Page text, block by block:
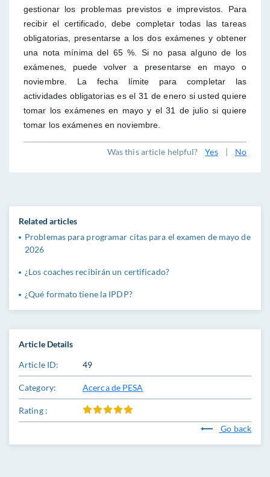
gestionar los problemas previstos e imprevistos. Para
recibir el certificado, debe completar todas las tareas
obligatorias, presentarse a los dos exámenes y obtener
una nota mínima del 65 %. Si no pasa alguno de los
exámenes, puede volver a presentarse en mayo o
noviembre. La fecha límite para completar las
actividades obligatorias es el 31 de enero si usted quiere
tomar los exámenes en mayo y el 31 de julio si quiere
tomar los exámenes en noviembre.
Was this article helpful? Yes | No
Article Details
Article ID: 49
Category: Acerca de PESA
Rating :
Go back
Related articles
Problemas para programar citas para el examen de mayo de
2026
¿Los coaches recibirán un certificado?
¿Qué formato tiene la IPDP?